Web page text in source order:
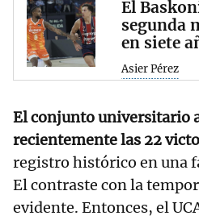
El
segunda
en siete
Asier Pérez
El conjunto universitario
recientemente las 22
registro histórico en una
El contraste con la
evidente. Entonces, el